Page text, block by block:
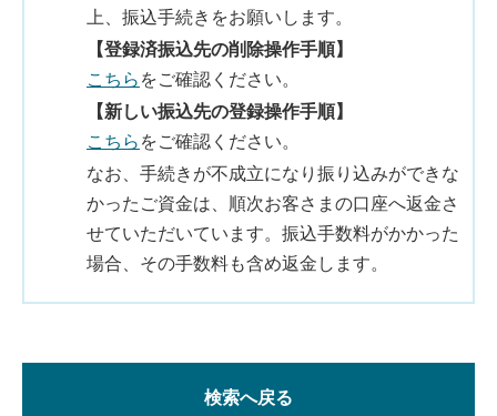
上、振込手続きをお願いします。
【登録済振込先の削除操作手順】
こちらをご確認ください。
【新しい振込先の登録操作手順】
こちらをご確認ください。
なお、手続きが不成立になり振り込みができな
かったご資金は、順次お客さまの口座へ返金さ
せていただいています。振込手数料がかかった
場合、その手数料も含め返金します。
検索へ戻る